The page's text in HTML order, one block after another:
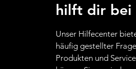
hilft dir bei
Unser Hilfecenter
häufig gestellter
Produkten und